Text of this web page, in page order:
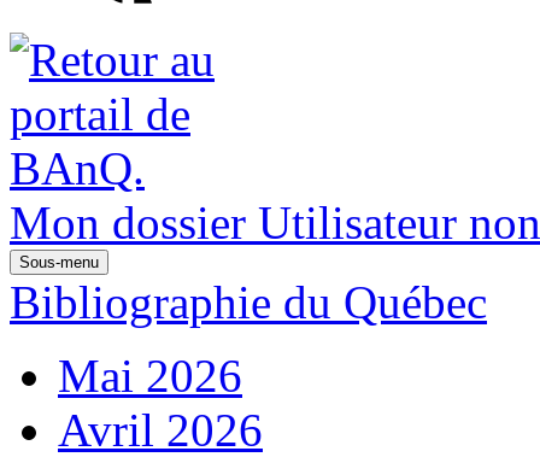
Mon dossier Utilisateur
Sous-menu
Bibliographie du Québec
Mai 2026
Avril 2026